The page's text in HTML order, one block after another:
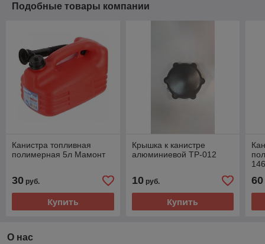
Подобные товары компании
Канистра топливная
полимерная 5л Мамонт
30 руб.
Купить
Крышка к канистре
алюминиевой TP-012
10руб.
Купить
60
О нас